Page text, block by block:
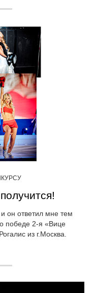
он ответил мне тем
победе 2-я «Вице
из г.Москва.